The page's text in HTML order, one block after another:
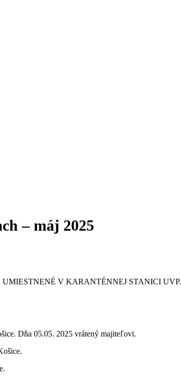
– máj 2025
V KARANTÉNNEJ STANICI UVP.
Dňa 05.05. 2025 vrátený majiteľovi.